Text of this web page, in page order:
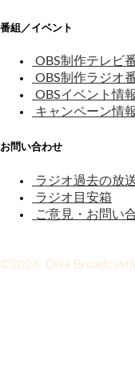
番組／イベント
OBS制作テレビ
OBS制作ラジオ
OBSイベント情報
キャンペーン情報
お問い合わせ
ラジオ過去の放
ラジオ目安箱
ご意見・お問い
©2026 Oita